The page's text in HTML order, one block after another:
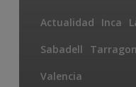
Actualidad Inca
Sabadell
Valencia